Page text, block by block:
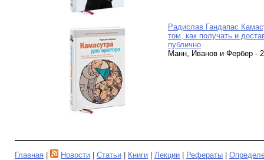
Радислав Гандапас
том, как получать и
публично
Манн, Иванов и Фербер -
Главная Новости Статьи Книги Лекции Рефераты